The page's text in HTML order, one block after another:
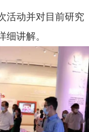
活动并对目前研究
细讲解。